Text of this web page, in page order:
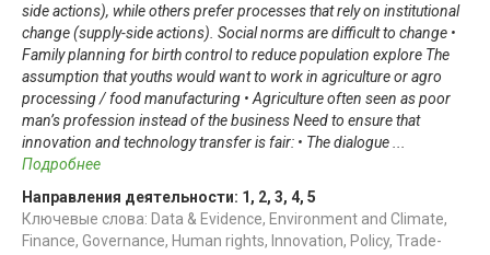
side actions), while others prefer processes that rely on institutional
change (supply-side actions). Social norms are difficult to change •
Family planning for birth control to reduce population explore The
assumption that youths would want to work in agriculture or agro
processing / food manufacturing • Agriculture often seen as poor
man’s profession instead of the business Need to ensure that
innovation and technology transfer is fair: • The dialogue
Подробнее
Направления деятельности: 1 , 2, 3, 4, 5
Ключевые слова: Data & Evidence, Environment and Climate,
Finance, Governance, Human rights, Innovation, Policy, Trade-